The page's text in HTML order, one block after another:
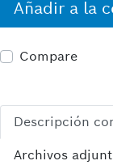
Añadir a la
Compare
Descripción
Archivos